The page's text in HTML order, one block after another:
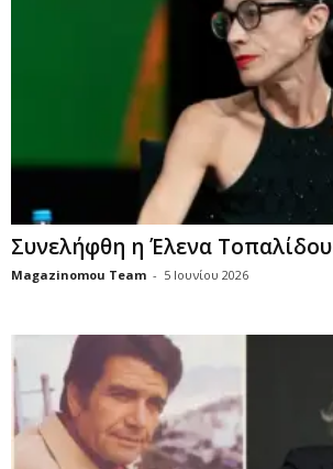
Συνελήφθη η Έλενα Τοπαλίδου
Magazinomou Team - 5 Ιουνίου 2026